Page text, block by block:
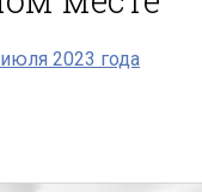
2023 года